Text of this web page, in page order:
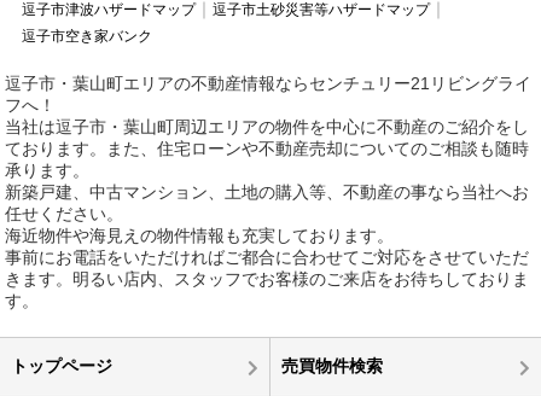
逗子市津波ハザードマップ
逗子市土砂災害等ハザードマップ
逗子市空き家バンク
逗子市・葉山町エリアの不動産情報ならセンチュリー21リビングライ
フへ！
当社は逗子市・葉山町周辺エリアの物件を中心に不動産のご紹介をし
ております。また、住宅ローンや不動産売却についてのご相談も随時
承ります。
新築戸建、中古マンション、土地の購入等、不動産の事なら当社へお
任せください。
海近物件や海見えの物件情報も充実しております。
事前にお電話をいただければご都合に合わせてご対応をさせていただ
きます。明るい店内、スタッフでお客様のご来店をお待ちしておりま
す。
トップページ 売買物件検索